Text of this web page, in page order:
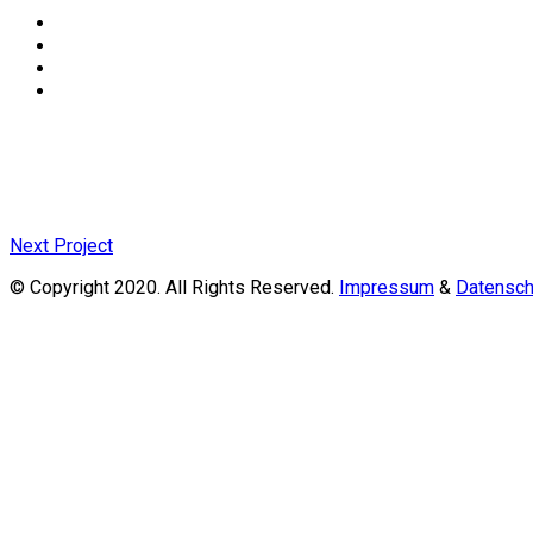
Next Project
© Copyright 2020. All Rights Reserved. Impressum &